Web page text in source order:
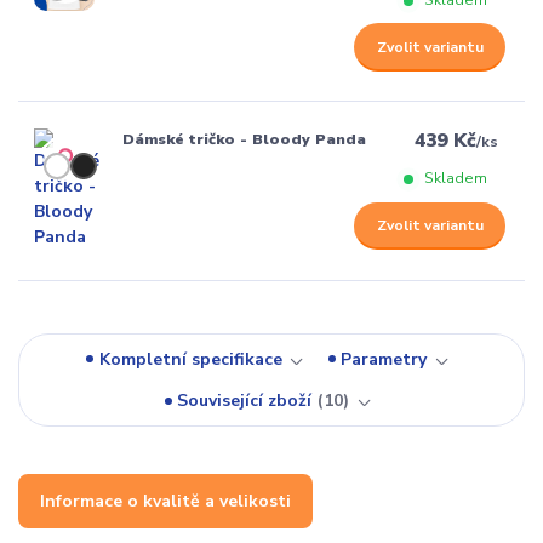
Zvolit variantu
Dámské tričko - Bloody Panda 439 Kč/ks
Skladem
Zvolit variantu
Kompletní specifikace
Parametry
Související zboží
10
Informace o kvalitě a velikosti